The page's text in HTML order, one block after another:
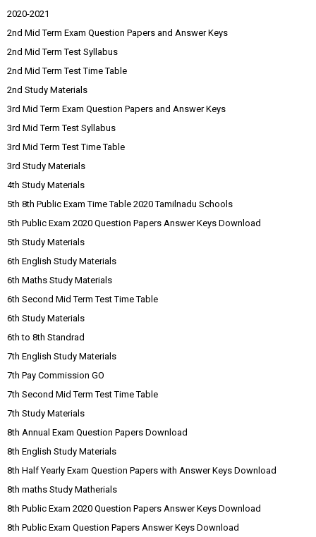
2020-2021
2nd Mid Term Exam Question Papers and Answer Keys
2nd Mid Term Test Syllabus
2nd Mid Term Test Time Table
2nd Study Materials
3rd Mid Term Exam Question Papers and Answer Keys
3rd Mid Term Test Syllabus
3rd Mid Term Test Time Table
3rd Study Materials
4th Study Materials
5th 8th Public Exam Time Table 2020 Tamilnadu Schools
5th Public Exam 2020 Question Papers Answer Keys Download
5th Study Materials
6th English Study Materials
6th Maths Study Materials
6th Second Mid Term Test Time Table
6th Study Materials
6th to 8th Standrad
7th English Study Materials
7th Pay Commission GO
7th Second Mid Term Test Time Table
7th Study Materials
8th Annual Exam Question Papers Download
8th English Study Materials
8th Half Yearly Exam Question Papers with Answer Keys Download
8th maths Study Matherials
8th Public Exam 2020 Question Papers Answer Keys Download
8th Public Exam Question Papers Answer Keys Download